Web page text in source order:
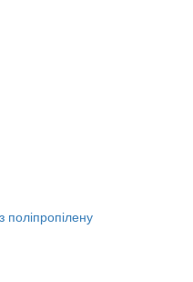
поліпропілену